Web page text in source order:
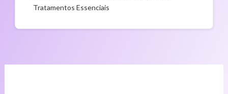
Tratamentos Essenciais